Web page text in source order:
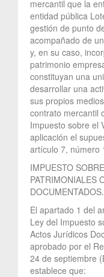
mercantil que la
entidad pública
gestión de punto
acompañado de
y, en su caso,
patrimonio
constituyan una
desarrollar una
sus propios
contrato mercantil
Impuesto sobre el
aplicación el
artículo 7, número
IMPUESTO
PATRIMONIALES
DOCUMENTADOS.
El apartado 1 del
Ley del Impuesto
Actos Jurídicos
aprobado por el
24 de septiembre
establece que: